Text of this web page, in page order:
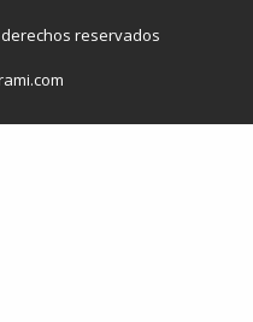
derechos reservados